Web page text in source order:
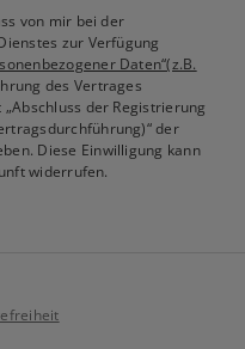
von mir bei der
zur Verfügung
Daten“(z.B.
des Vertrages
der Registrierung
der
Diese Einwilligung kann
widerrufen.